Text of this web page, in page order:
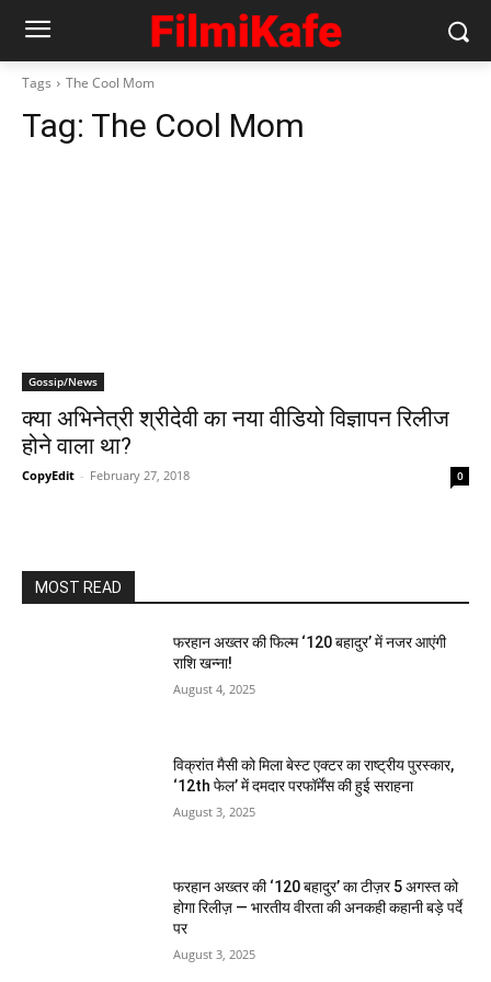
Tags The Cool Mom
Tag: The Cool Mom
Gossip/News
क्या अभिनेत्री श्रीदेवी का नया वीडियो विज्ञापन रिलीज
होने वाला था?
CopyEdit - February 27, 2018 0
MOST READ
फरहान अख्तर की फिल्म ‘120 बहादुर’ में नजर आएंगी
राशि खन्ना!
August 4, 2025
विक्रांत मैसी को मिला बेस्ट एक्टर का राष्ट्रीय पुरस्कार,
‘12th फेल’ में दमदार परफॉर्मेंस की हुई सराहना
August 3, 2025
फरहान अख्तर की ‘120 बहादुर’ का टीज़र 5 अगस्त को
होगा रिलीज़ — भारतीय वीरता की अनकही कहानी बड़े पर्दे
पर
August 3, 2025